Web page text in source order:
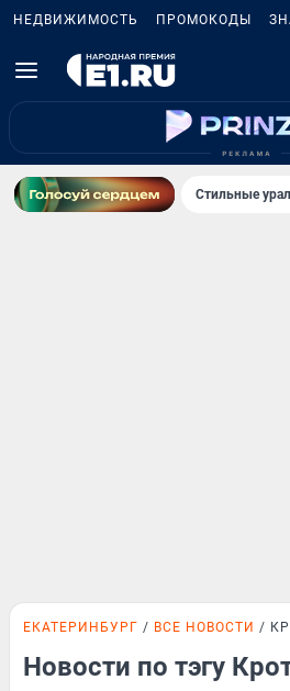
НЕДВИЖИМОСТЬ ПРОМОКОДЫ
Стильные
ЕКАТЕРИНБУРГ ВСЕ НОВОСТИ
Новости по тэгу